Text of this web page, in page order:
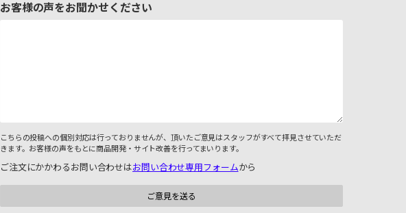
お客様の声をお聞かせください
こちらの投稿への個別対応は行っておりませんが、頂いたご意見はスタッフがすべて拝見させていただ
きます。お客様の声をもとに商品開発・サイト改善を行ってまいります。
ご注文にかかわるお問い合わせはお問い合わせ専用フォームから